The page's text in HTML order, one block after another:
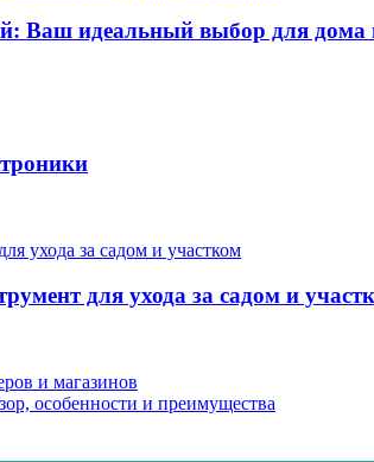
Ваш идеальный выбор для дома
для ухода за садом и
и магазинов
особенности и преимущества